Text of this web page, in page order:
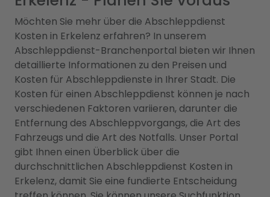
Möchten Sie mehr über die Abschleppdienst
Kosten in Erkelenz erfahren? In unserem
Abschleppdienst-Branchenportal bieten wir Ihnen
detaillierte Informationen zu den Preisen und
Kosten für Abschleppdienste in Ihrer Stadt. Die
Kosten für einen Abschleppdienst können je nach
verschiedenen Faktoren variieren, darunter die
Entfernung des Abschleppvorgangs, die Art des
Fahrzeugs und die Art des Notfalls. Unser Portal
gibt Ihnen einen Überblick über die
durchschnittlichen Abschleppdienst Kosten in
Erkelenz, damit Sie eine fundierte Entscheidung